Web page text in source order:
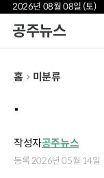
2026년 08월 08일 (토)
공주뉴스
홈 미분류
.
작성자공주뉴스
등록 2026년 05월 14일